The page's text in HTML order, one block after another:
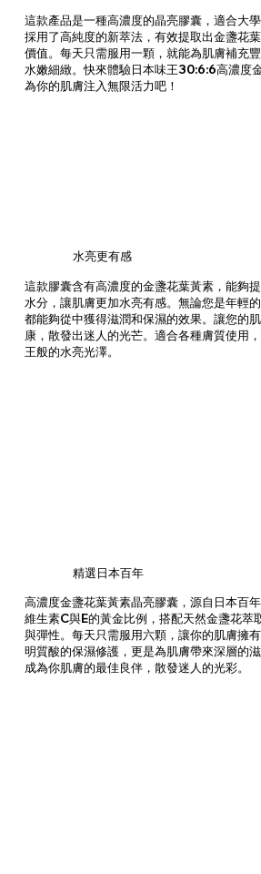
這款產品是一種高濃度的晶亮膠囊，適合大
採用了高純度的新萃法，有效提取出金盞花
價值。每天只需服用一顆，就能為肌膚補充
水嫩細緻。快來體驗日本味王30:6:6高濃度
為你的肌膚注入無限活力吧！
水亮更有感
這款膠囊含有高濃度的金盞花葉黃素，能夠
水分，讓肌膚更加水亮有感。無論您是年輕
都能夠從中獲得滋潤和保濕的效果。讓您的
康，散發出迷人的光芒。適合各種膚質使用
王般的水亮光澤。
高濃度金盞花葉黃素晶亮膠囊，源自日本百
維生素C與E的黃金比例，搭配天然金盞花萃
與彈性。每天只需服用六顆，讓你的肌膚擁
明質酸的保濕修護，更是為肌膚帶來深層的
成為你肌膚的最佳良伴，散發迷人的光彩。
精選日本百年